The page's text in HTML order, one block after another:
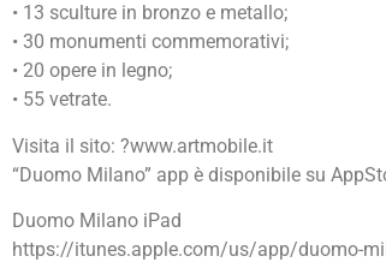
• 13 sculture in bronzo e metallo;
• 30 monumenti commemorativi;
• 20 opere in legno;
• 55 vetrate.
Visita il sito: ?www.artmobile.it
“Duomo Milano” app è disponibile su
Duomo Milano iPad
https://itunes.apple.com/us/app/duomo-